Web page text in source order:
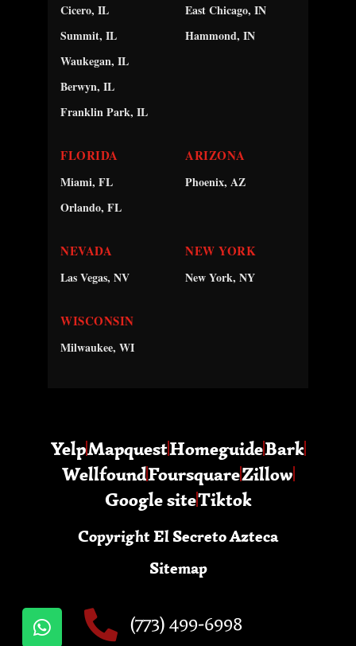
Cicero, IL
Summit, IL
Waukegan, IL
Berwyn, IL
Franklin Park, IL
East Chicago, IN
Hammond, IN
FLORIDA
Miami, FL
Orlando, FL
ARIZONA
Phoenix, AZ
NEVADA
Las Vegas, NV
NEW YORK
New York, NY
WISCONSIN
Milwaukee, WI
YelpMapquestHomeguideBark
WellfoundFoursquareZillow
Google siteTiktok
Copyright El Secreto Azteca
Sitemap
(773) 499-6998